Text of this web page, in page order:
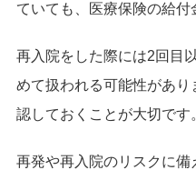
ていても、医療保険の給付
再入院をした際には2回目
めて扱われる可能性があ
認しておくことが大切です
再発や再入院のリスクに備